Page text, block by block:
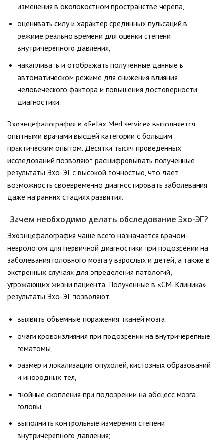
изменения в околокостном пространстве черепа,
оценивать силу и характер срединных пульсаций в
режиме реально времени для оценки степени
внутричерепного давления,
накапливать и отображать полученные данные в
автоматическом режиме для снижения влияния
человеческого фактора и повышения достоверности
диагностики.
Эхоэнцефалография в «Relax Med service» выполняется
опытными врачами высшей категории с большим
практическим опытом. Десятки тысяч проведенных
исследований позволяют расшифровывать полученные
результаты Эхо-ЭГ с высокой точностью, что дает
возможность своевременно диагностировать заболевания
даже на ранних стадиях развития.
Зачем необходимо делать обследование Эхо-ЭГ?
Эхоэнцефалография чаще всего назначается врачом-
неврологом для первичной диагностики при подозрении на
заболевания головного мозга у взрослых и детей, а также в
экстренных случаях для определения патологий,
угрожающих жизни пациента. Полученные в «СМ-Клиника»
результаты Эхо-ЭГ позволяют:
выявить объемные поражения тканей мозга:
очаги кровоизлияния при подозрении на внутричерепные
гематомы,
размер и локализацию опухолей, кистозных образований
и инородных тел,
гнойные скопления при подозрении на абсцесс мозга
головы.
выполнить контрольные измерения степени
внутричерепного давления;